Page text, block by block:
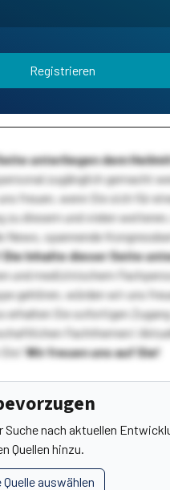
Registrieren
unterliegen dem
zugänglich gemacht
freuen, wenn Sie sich für
zu diesem und vielen
News, spannende
Die Inhalte dieser Seite
und medizinischem
gehören, würden wir uns
erhalten Sie sofortigen
Fachthemen!
Sie!Wir freuen uns auf Sie!
Suche nach aktuellen
Quellen hinzu.
auswählen